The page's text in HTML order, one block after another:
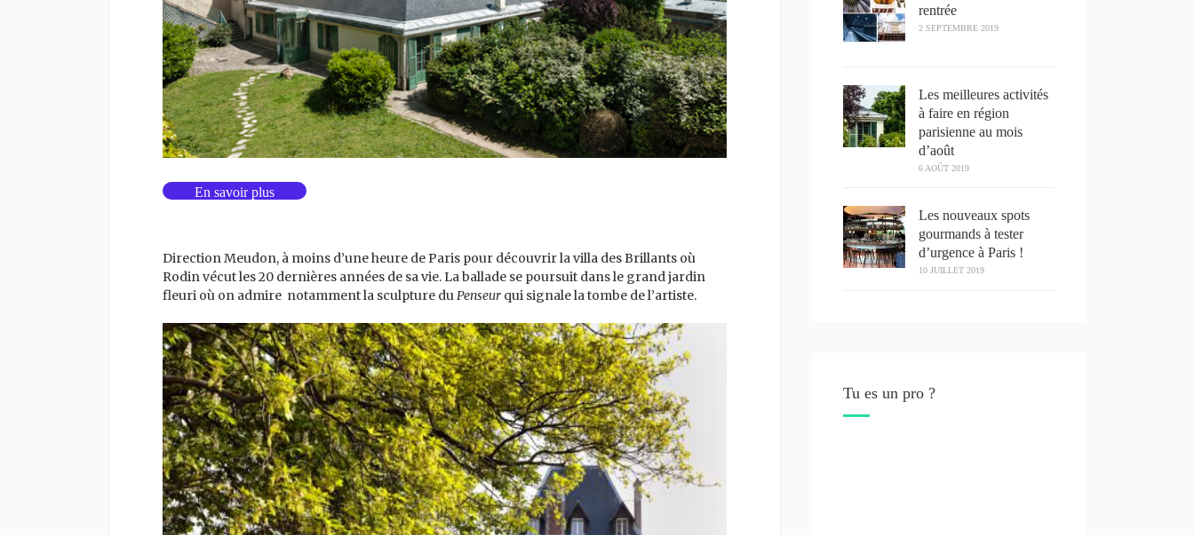
En savoir plus
Direction Meudon, à moins d’une heure de Paris pour découvrir la villa des Brillants où
Rodin vécut les 20 dernières années de sa vie. La ballade se poursuit dans le grand jardin
fleuri où on admire notamment la sculpture duPenseur qui signale la tombe de l’artiste.
rentrée
2 SEPTEMBRE 2019
Les meilleures activités
à faire en région
parisienne au mois
d’août
6 AOÛT 2019
Les nouveaux spots
gourmands à tester
d’urgence à Paris !
10 JUILLET 2019
Tu es un pro ?